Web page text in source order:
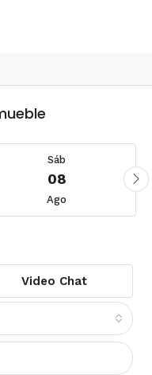
Sáb
08
Ago
Video Chat